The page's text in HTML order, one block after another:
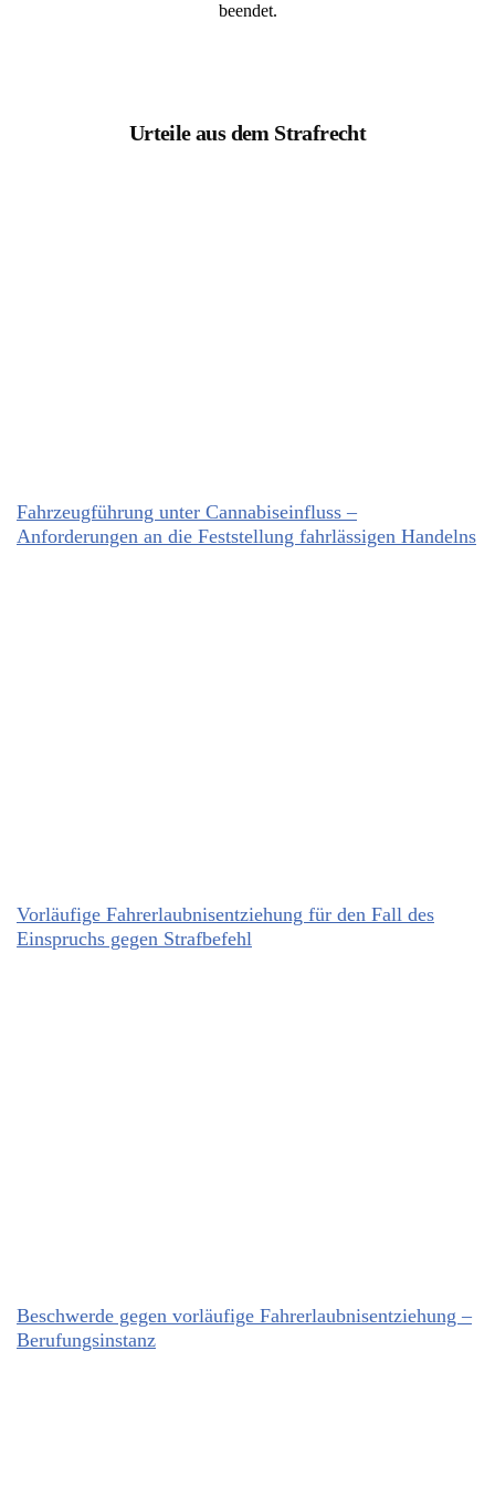
beendet.
Urteile aus dem Strafrecht
Fahrzeugführung unter Cannabiseinfluss –
Anforderungen an die Feststellung fahrlässigen Handelns
Vorläufige Fahrerlaubnisentziehung für den Fall des
Einspruchs gegen Strafbefehl
Beschwerde gegen vorläufige Fahrerlaubnisentziehung –
Berufungsinstanz